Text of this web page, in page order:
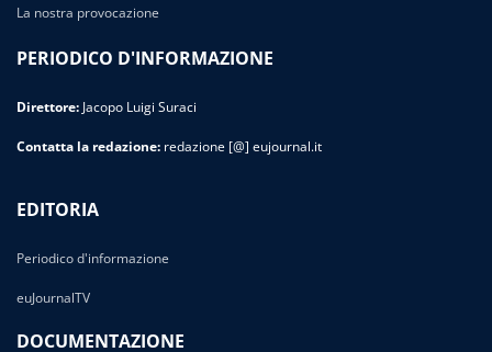
La nostra provocazione
PERIODICO D'INFORMAZIONE
Direttore: Jacopo Luigi Suraci
Contatta la redazione: redazione [@] eujournal.it
EDITORIA
Periodico d'informazione
euJournalTV
DOCUMENTAZIONE